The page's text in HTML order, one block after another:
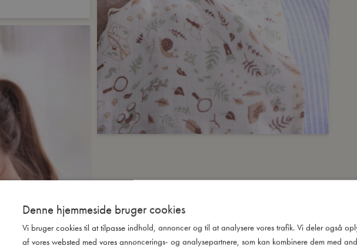
Denne hjemmeside bruger cookies
Vi bruger cookies til at tilpasse indhold, annoncer og til at analysere vores trafik. Vi deler også
af vores websted med vores annoncerings- og analysepartnere, som kan kombinere dem med